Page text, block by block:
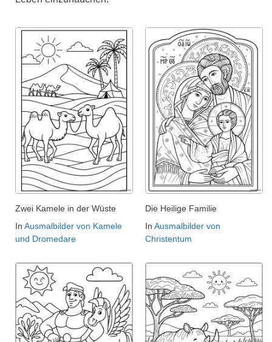
Zwei Kamele in der Wüste
In Ausmalbilder von Kamele
und Dromedare
Die Heilige Familie
In Ausmalbilder von
Christentum